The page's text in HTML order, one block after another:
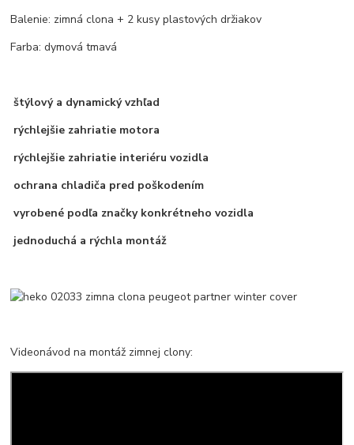
Balenie: zimná clona + 2 kusy plastových držiakov
Farba: dymová tmavá
štýlový a dynamický vzhľad
rýchlejšie zahriatie motora
rýchlejšie zahriatie interiéru vozidla
ochrana chladiča pred poškodením
vyrobené podľa značky konkrétneho vozidla
jednoduchá a rýchla montáž
Videonávod na montáž zimnej clony: